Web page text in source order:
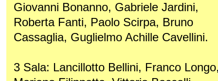
Giovanni Bonanno, Gabriele Jardini,
Roberta Fanti, Paolo Scirpa, Bruno
Cassaglia, Guglielmo Achille Cavellini.
3 Sala: Lancillotto Bellini, Franco